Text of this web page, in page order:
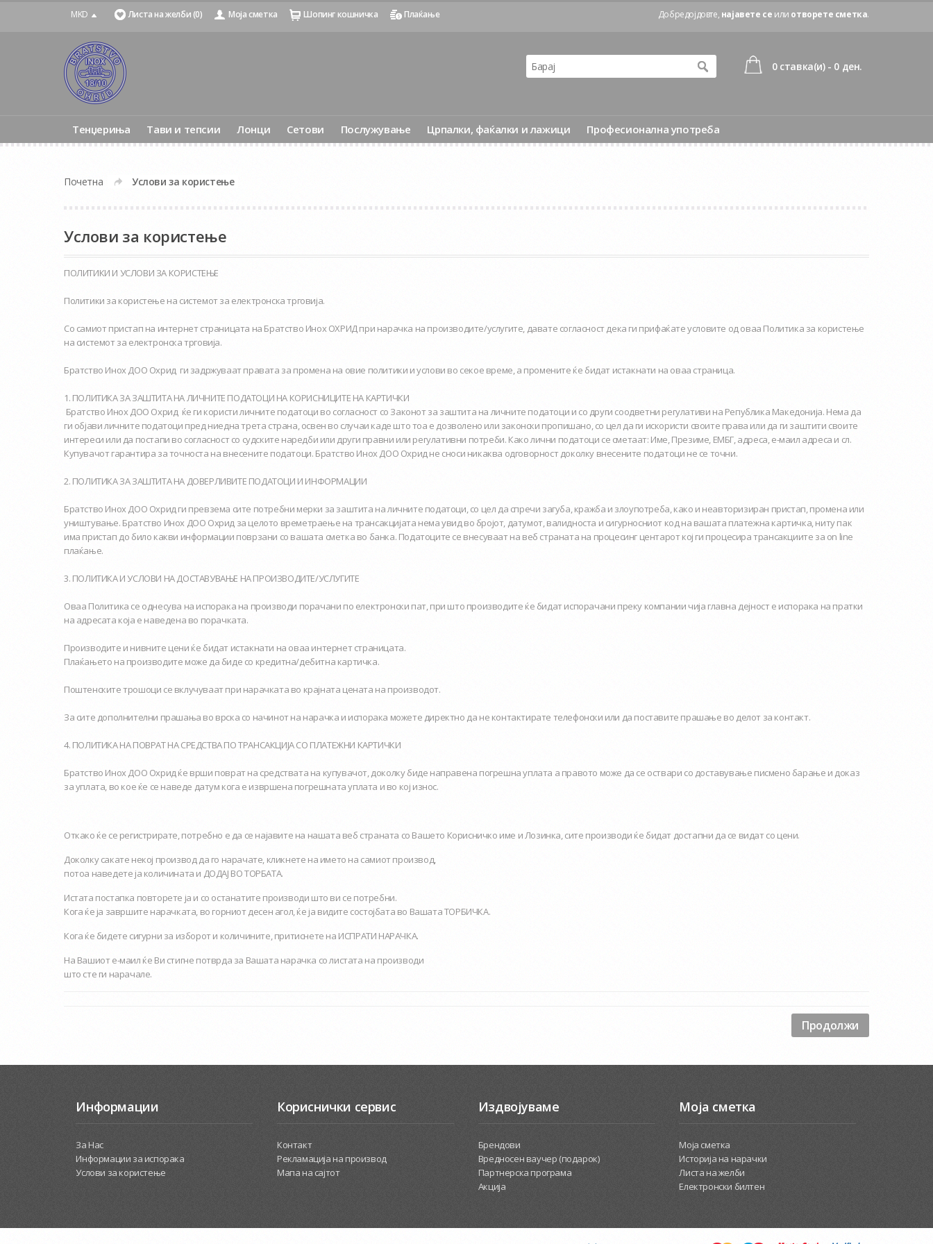
MKD Добредојдовте, најавете се или отворете сметка.
Листа на желби (0) Моја сметка Шопинг кошничка Плаќање
0 ставка(и) - 0 ден.
Тенџериња Тави и тепсии Лонци Сетови Послужување Црпалки, фаќалки и лажици Професионална употреба
Почетна » Услови за користење
Услови за користење
ПОЛИТИКИ И УСЛОВИ ЗА КОРИСТЕЊЕ
Политики за користење на системот за електронска трговија.
Со самиот пристап на интернет страницата на Братство Инох ОХРИД при нарачка на производите/услугите, давате согласност дека ги прифаќате условите од оваа Политика за користење
на системот за електронска трговија.
Братство Инох ДОО Охрид ги задржуваат правата за промена на овие политики и услови во секое време, а промените ќе бидат истакнати на оваа страница.
1. ПОЛИТИКА ЗА ЗАШТИТА НА ЛИЧНИТЕ ПОДАТОЦИ НА КОРИСНИЦИТЕ НА КАРТИЧКИ
Братство Инох ДОО Охрид ќе ги користи личните податоци во согласност со Законот за заштита на личните податоци и со други соодветни регулативи на Република Македонија. Нема да
ги објави личните податоци пред ниедна трета страна, освен во случаи каде што тоа е дозволено или законски пропишано, со цел да ги искористи своите права или да ги заштити своите
интереси или да постапи во согласност со судските наредби или други правни или регулативни потреби. Како лични податоци се сметаат: Име, Презиме, ЕМБГ, адреса, е-маил адреса и сл.
Купувачот гарантира за точноста на внесените податоци. Братство Инох ДОО Охрид не сноси никаква одговорност доколку внесените податоци не се точни.
2. ПОЛИТИКА ЗА ЗАШТИТА НА ДОВЕРЛИВИТЕ ПОДАТОЦИ И ИНФОРМАЦИИ
Братство Инох ДОО Охрид ги превзема сите потребни мерки за заштита на личните податоци, со цел да спречи загуба, кражба и злоупотреба, како и неавторизиран пристап, промена или
уништување. Братство Инох ДОО Охрид за целото времетраење на трансакцијата нема увид во бројот, датумот, валидноста и сигурносниот код на вашата платежна картичка, ниту пак
има пристап до било какви информации поврзани со вашата сметка во банка. Податоците се внесуваат на веб страната на процесинг центарот кој ги процесира трансакциите за on line
плаќање.
3. ПОЛИТИКА И УСЛОВИ НА ДОСТАВУВАЊЕ НА ПРОИЗВОДИТЕ/УСЛУГИТЕ
Оваа Политика се однесува на испорака на производи порачани по електронски пат, при што производите ќе бидат испорачани преку компании чија главна дејност е испорака на пратки
на адресата која е наведена во порачката.
Производите и нивните цени ќе бидат истакнати на оваа интернет страницата.
Плаќањето на производите може да биде со кредитна/дебитна картичка.
Поштенските трошоци се вклучуваат при нарачката во крајната цената на производот.
За сите дополнителни прашања во врска со начинот на нарачка и испорака можете директно да не контактирате телефонски или да поставите прашање во делот за контакт.
4. ПОЛИТИКА НА ПОВРАТ НА СРЕДСТВА ПО ТРАНСАКЦИЈА СО ПЛАТЕЖНИ КАРТИЧКИ
Братство Инох ДОО Охрид ќе врши поврат на средствата на купувачот, доколку биде направена погрешна уплата а правото може да се оствари со доставување писмено барање и доказ
за уплата, во кое ќе се наведе датум кога е извршена погрешната уплата и во кој износ.
Откако ќе се регистрирате, потребно е да се најавите на нашата веб страната со Вашето Корисничко име и Лозинка, сите производи ќе бидат достапни да се видат со цени.
Доколку сакате некој производ да го нарачате, кликнете на името на самиот производ,
потоа наведете ја количината и ДОДАЈ ВО ТОРБАТА.
Истата постапка повторете ја и со останатите производи што ви се потребни.
Кога ќе ја завршите нарачката, во горниот десен агол, ќе ја видите состојбата во Вашата ТОРБИЧКА.
Кога ќе бидете сигурни за изборот и количините, притиснете на ИСПРАТИ НАРАЧКА.
На Вашиот е-маил ќе Ви стигне потврда за Вашата нарачка со листата на производи
што сте ги нарачале.
Продолжи
Информации
За Нас
Информации за испорака
Услови за користење
Кориснички сервис
Контакт
Рекламација на производ
Мапа на сајтот
Издвојуваме
Брендови
Вредносен ваучер (подарок)
Партнерска програма
Акција
Моја сметка
Моја сметка
Историја на нарачки
Листа на желби
Електронски билтен